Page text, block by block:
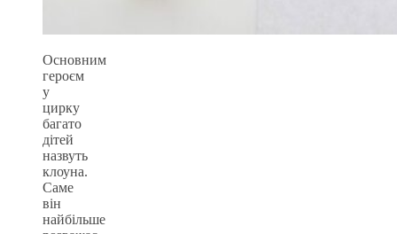
Основним
героєм
у
цирку
багато
дітей
назвуть
клоуна.
Саме
він
найбільше